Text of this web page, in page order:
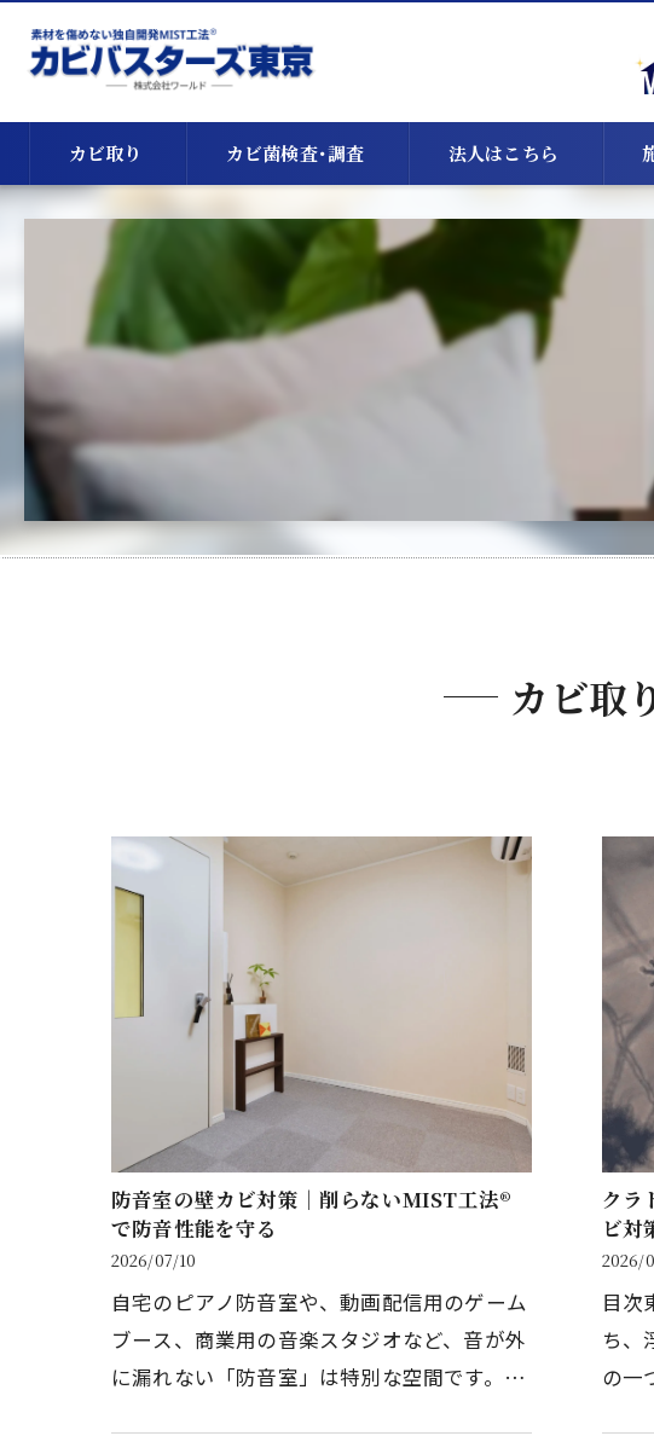
カビ取り
天井のカビ取り
床下のカビ取り
漏水・浸水時のカビ
カビ菌検査･調査 法人はこちら
カビ取
防音室の壁カビ対策｜削らないMIST工法®
で防音性能を守る
2026/07/10
自宅のピアノ防音室や、動画配信用のゲーム
ブース、商業用の音楽スタジオなど、音が外
に漏れない「防音室」は特別な空間です。し
クラ
ビ対
2026/
目次
ち、
の一